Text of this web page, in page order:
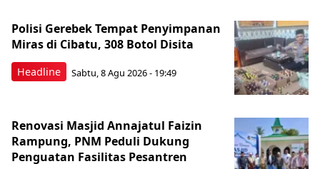
Headline
Polisi Gerebek Tempat Penyimpanan
Miras di Cibatu, 308 Botol Disita
Sabtu, 8 Agu 2026 - 19:49
Renovasi Masjid Annajatul Faizin
Rampung, PNM Peduli Dukung
Penguatan Fasilitas Pesantren